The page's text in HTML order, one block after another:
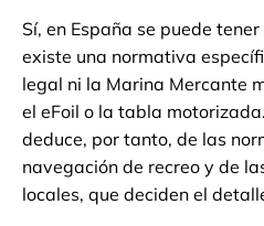
Sí, en España se puede
existe una normativa
legal ni la Marina Mercante
el eFoil o la tabla
deduce, por tanto, de las
navegación de recreo y de
locales, que deciden el